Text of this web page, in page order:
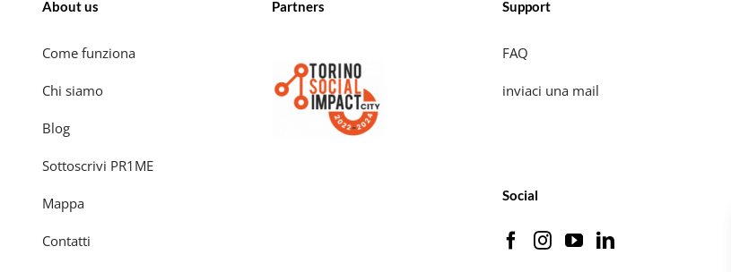
About us
Come funziona
Chi siamo
Blog
Sottoscrivi PR1ME
Mappa
Contatti
Partners Support
FAQ
inviaci una mail
Social